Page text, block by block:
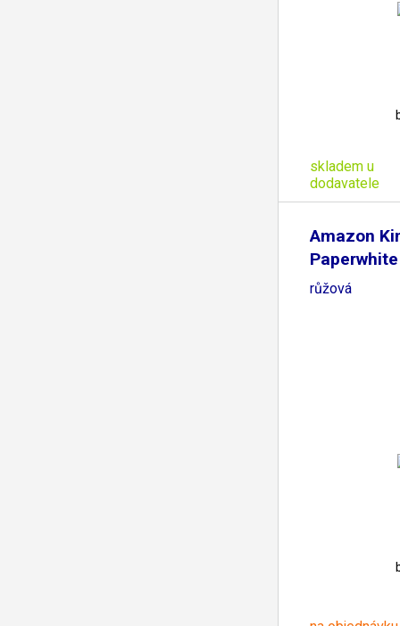
skladem u
dodavatele
Amazon
-
růžová